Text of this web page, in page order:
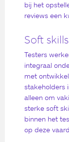
bij het
reviews een
Soft skills
Testers
integraal
met
stakeholders
alleen om
sterke soft
binnen het
op deze